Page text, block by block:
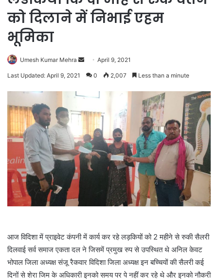
को दिलाने में निभाई एहम
भूमिका
Umesh Kumar Mehra
Send
an
April 9, 2021
Last Updated: April 9, 2021 0 2,007 Less than a minute
आज विदिशा में प्राइवेट कंपनी में कार्य कर रहे लड़कियों को 2 महीने से रुकी सैलरी
दिलवाई सर्व समाज एकता दल ने जिसमें प्रमुख रुप से उपस्थित थे अनिल केवट
भोपाल जिला अध्यक्ष संजू रैकवार विदिशा जिला अध्यक्ष इन बच्चियों की सैलरी कई
दिनों से शेरा जिम के अधिकारी इनको समय पर पे नहीं कर रहे थे और इनको नौकरी